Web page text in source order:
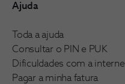
Ajuda
Toda a ajuda
Consultar o PIN e PUK
Dificuldades com a
Pagar a minha fatura